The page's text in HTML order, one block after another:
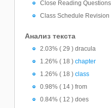
Close Reading
Class Schedule Revision
Анализ текста
2.03% ( 29 ) dracula
1.26% ( 18 )chapter
1.26% ( 18 )class
0.98% ( 14 ) from
0.84% ( 12 ) does